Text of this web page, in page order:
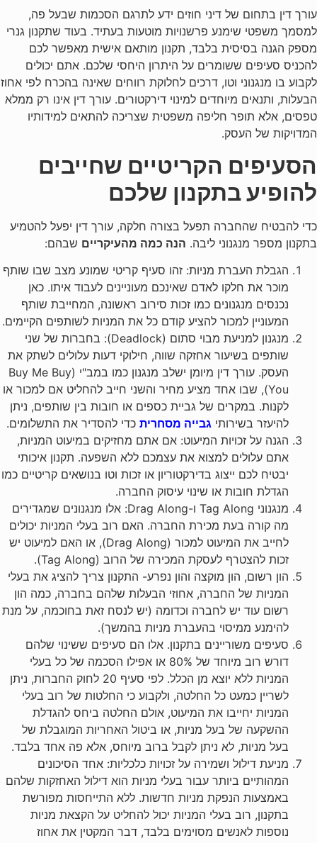
עורך דין בתחום של דיני חוזים ידע לתרגם הסכמות שבעל פה,
למסמך משפטי שימנע פרשנויות מוטעות בעתיד. בעוד שתקנון גנרי
מספק הגנה בסיסית בלבד, תקנון מותאם אישית מאפשר לכם
להכניס סעיפים ששומרים על היתרון היחסי שלכם. אתם יכולים
לקבוע בו מנגנוני וטו, דרכים לחלוקת רווחים שאינה בהכרח לפי אחוז
הבעלות, ותנאים מיוחדים למינוי דירקטורים. עורך דין אינו רק ממלא
טפסים, אלא תופר חליפה משפטית שצריכה להתאים למידותיו
המדויקות של העסק.
הסעיפים הקריטיים שחייבים
להופיע בתקנון שלכם
כדי להבטיח שהחברה תפעל בצורה חלקה, עורך דין יפעל להטמיע
בתקנון מספר מנגנוני ליבה. הנה כמה מהעיקריים שבהם:
הגבלת העברת מניות: זהו סעיף קריטי שמונע מצב שבו שותף
מוכר את חלקו לאדם שאינכם מעוניינים לעבוד איתו. כאן
נכנסים מנגנונים כמו זכות סירוב ראשונה, המחייבת שותף
המעוניין למכור להציע קודם כל את המניות לשותפים הקיימים.
מנגנון למניעת מבוי סתום (Deadlock): בחברות של שני
שותפים בשיעור אחזקה שווה, חילוקי דעות עלולים לשתק את
העסק. עורך דין מיומן ישלב מנגנון כמו במב"י (Buy Me Buy
You), שבו אחד מציע מחיר והשני חייב להחליט אם למכור או
לקנות. במקרים של גביית כספים או חובות בין שותפים, ניתן
להיעזר בשירותי גבייה מסחרית כדי להסדיר את התשלומים.
הגנה על זכויות המיעוט: אם אתם מחזיקים במיעוט המניות,
אתם עלולים למצוא את עצמכם ללא השפעה. תקנון איכותי
יבטיח לכם ייצוג בדירקטוריון או זכות וטו בנושאים קריטיים כמו
הגדלת חובות או שינוי עיסוק החברה.
מנגנוני Tag Along ו-Drag Along: אלו מנגנונים שמגדירים
מה קורה בעת מכירת החברה. האם רוב בעלי המניות יכולים
לחייב את המיעוט למכור (Drag Along), או האם למיעוט יש
זכות להצטרף לעסקת המכירה של הרוב (Tag Along).
הון רשום, הון מוקצה והון נפרע- התקנון צריך להציג את בעלי
המניות של החברה, אחוזי הבעלות שלהם בחברה, כמה הון
רשום עוד יש לחברה וכדומה (יש לנסח זאת בחוכמה, על מנת
להימנע ממיסוי בהעברת מניות בהמשך).
סעיפים משוריינים בתקנון. אלו הם סעיפים ששינוי שלהם
דורש רוב מיוחד של 80% או אפילו הסכמה של כל בעלי
המניות ללא יוצא מן הכלל. לפי סעיף 20 לחוק החברות, ניתן
לשריין כמעט כל החלטה, ולקבוע כי החלטות של רוב בעלי
המניות יחייבו את המיעוט, אולם החלטה ביחס להגדלת
ההשקעה של בעל מניות, או ביטול האחריות המוגבלת של
בעל מניות, לא ניתן לקבל ברוב מיוחס, אלא פה אחד בלבד.
מניעת דילול ושמירה על זכויות כלכליות: אחד הסיכונים
המהותיים ביותר עבור בעלי מניות הוא דילול האחזקות שלהם
באמצעות הנפקת מניות חדשות. ללא התייחסות מפורשת
בתקנון, רוב בעלי המניות יכול להחליט על הקצאת מניות
נוספות לאנשים מסוימים בלבד, דבר המקטין את אחוז